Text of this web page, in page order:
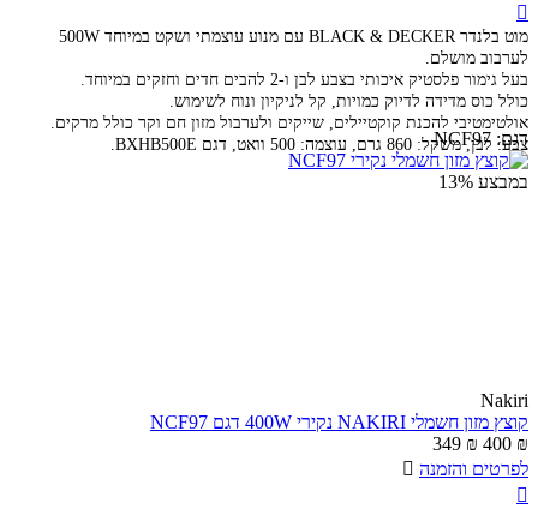

מוט בלנדר
BLACK & DECKER עם מנוע עוצמתי ושקט במיוחד 500W
לערבוב מושלם.
בעל גימור פלסטיק איכותי בצבע לבן ו-2 להבים חדים וחזקים במיוחד.
כולל כוס מדידה לדיוק כמויות, קל לניקיון ונוח לשימוש.
אולטימטיבי להכנת קוקטיילים, שייקים ולערבול מזון חם וקר כולל מרקים.
צבע: לבן, משקל: 860 גרם, עוצמה: 500 וואט, דגם BXHB500E.
דגם: NCF97
במבצע 13%
Nakiri
קוצץ מזון חשמלי NAKIRI נקירי 400W דגם NCF97
400 ₪
349 ₪
לפרטים והזמנה 
